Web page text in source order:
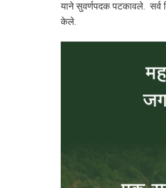
याने सुवर्णपदक पटकावले. सर्व
केले.